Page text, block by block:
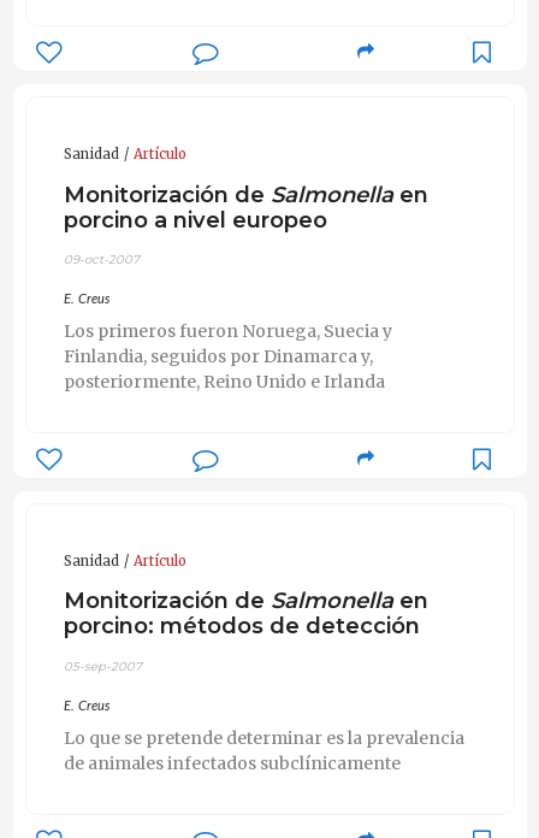
Sanidad Artículo
Monitorización de Salmonellaen
porcino a nivel europeo
09-oct-2007
E. Creus
Los primeros fueron Noruega, Suecia y
Finlandia, seguidos por Dinamarca y,
posteriormente, Reino Unido e Irlanda
Sanidad Artículo
Monitorización de Salmonella en
porcino: métodos de detección
05-sep-2007
E. Creus
Lo que se pretende determinar es la prevalencia
de animales infectados subclínicamente